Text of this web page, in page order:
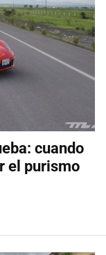
cuando
el purismo